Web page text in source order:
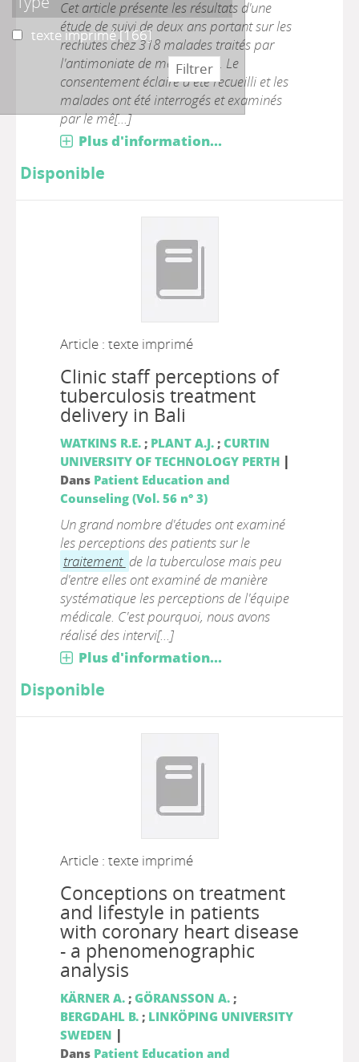
Cet article présente les résultats d'une
étude de suivi de deux ans portant sur les
rechutes chez 318 malades traités par
l'antimoniate de méglumine. Le
consentement éclairé a été recueilli et les
malades ont été interrogés et examinés
par le mê[...]
Plus d'information...
Disponible
Article : texte imprimé
Clinic staff perceptions of
tuberculosis treatment
delivery in Bali
WATKINS R.E.; PLANT A.J.; CURTIN
UNIVERSITY OF TECHNOLOGY PERTH |
Dans Patient Education and
Counseling (Vol. 56 n° 3)
Un grand nombre d'études ont examiné
les perceptions des patients sur le
traitement de la tuberculose mais peu
d'entre elles ont examiné de manière
systématique les perceptions de l'équipe
médicale. C'est pourquoi, nous avons
réalisé des intervi[...]
Plus d'information...
Disponible
Article : texte imprimé
Conceptions on treatment
and lifestyle in patients
with coronary heart disease
- a phenomenographic
analysis
KÄRNER A.; GÖRANSSON A.;
BERGDAHL B.; LINKÖPING UNIVERSITY
SWEDEN |
Dans Patient Education and
texte imprimé
texte imprimé[166]